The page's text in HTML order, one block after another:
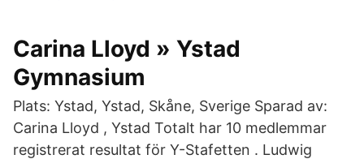
Carina Lloyd » Ystad
Gymnasium
Plats: Ystad, Ystad, Skåne, Sverige Sparad av:
Carina Lloyd , Ystad Totalt har 10 medlemmar
registrerat resultat för Y-Stafetten . Ludwig